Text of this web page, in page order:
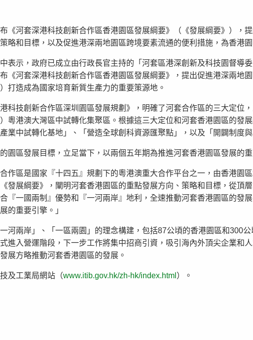
《河套深港科技創新合作區香港園區發展綱要》（《發展綱要》），
略和目標，以及促進港深兩地園區跨境要素流通的便利措施，為香港
表示，政府已成立由行政長官主持的「河套區港深創新及科技園督導
《河套深港科技創新合作區香港園區發展綱要》，提出促進港深兩地
打造成為國家培育新質生產力的重要策源地。
科技創新合作區深圳園區發展規劃》，明確了河套合作區的三大定位
粵港澳大灣區中試轉化集聚區。根據這三大定位和河套香港園區的發
業中試轉化基地」、「營造全球創科資源匯聚點」，以及「開闢制度
園區發展目標，立足當下，以兩個五年期為推進河套香港園區發展的重
作區是國家『十四五』規劃下的粵港澳重大合作平台之一，由香港園
發展綱要》，闡明河套香港園區的重點發展方向、策略和目標，從頂
『一國兩制』優勢和『一河兩岸』地利，全速推動河套香港園區的發
的重要引擎。」
河兩岸」、「一區兩園」的理念構建，包括87公頃的香港園區和300
進入營運階段，下一步工作將集中招商引資，吸引海內外頂尖企業和
展方略推動河套香港園區的發展。
及工業局網站（www.itib.gov.hk/zh-hk/index.html ）。